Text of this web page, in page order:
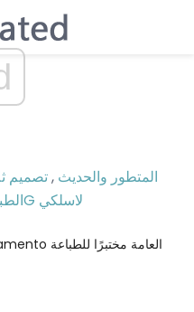
المتطور والحديث ,تصميم
5G لاسلكي